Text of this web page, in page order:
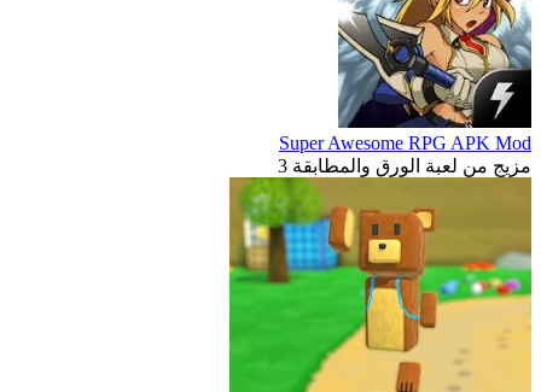
Super Awesome RPG APK Mod
مزيج من لعبة الورق والمطابقة 3